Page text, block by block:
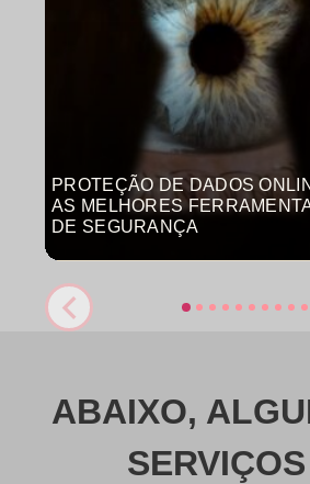
PROTEÇÃO DE DADOS
AS MELHORES
DE SEGURANÇA
ABAIXO,